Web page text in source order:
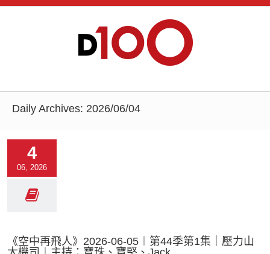
Daily Archives: 2026/06/04
4
06, 2026
《空中再飛人》2026-06-05︱第44季第1集｜壓力山